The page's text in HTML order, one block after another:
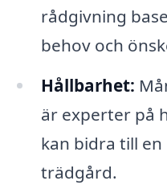
rådgivning
behov och
Hållbarhet:
är experter på
kan bidra till
trädgård.